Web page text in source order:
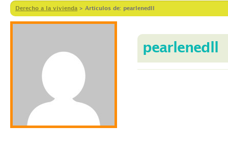
Derecho a la vivienda > Artículos de: pearlenedll
pearlenedll